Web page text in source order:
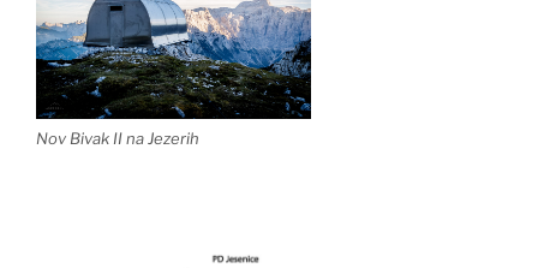
Nov Bivak II na Jezerih